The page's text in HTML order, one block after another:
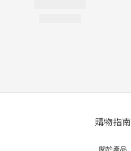
購物指南
關於產品